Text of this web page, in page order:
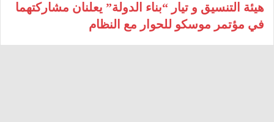
هيئة التنسيق و تيار “بناء الدولة” يعلنان مشاركتهما
في مؤتمر موسكو للحوار مع النظام